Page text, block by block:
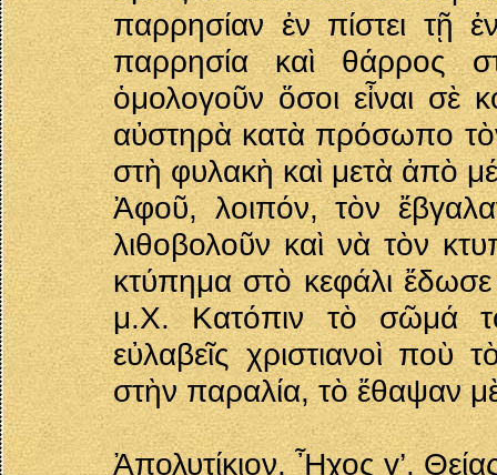
παρρησίαν ἐν πίστει τῇ
παρρησία καὶ θάρρος
ὁμολογοῦν ὅσοι εἶναι σὲ
αὐστηρὰ κατὰ πρόσωπο
στὴ φυλακὴ καὶ μετὰ ἀπὸ
Ἀφοῦ, λοιπόν, τὸν
λιθοβολοῦν καὶ νὰ τὸν
κτύπημα στὸ κεφάλι
μ.Χ. Κατόπιν τὸ σῶμά
εὐλαβεῖς χριστιανοὶ
στὴν παραλία, τὸ ἔθαψαν
Ἀπολυτίκιον. Ἦχος γ’.